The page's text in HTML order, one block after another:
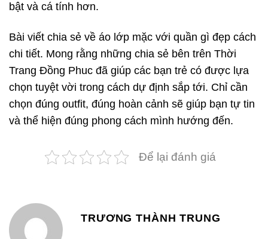
bật và cá tính hơn.
Bài viết chia sẻ về áo lớp mặc với quần gì đẹp cách
chi tiết. Mong rằng những chia sẻ bên trên Thời
Trang Đồng Phuc đã giúp các bạn trẻ có được lựa
chọn tuyệt vời trong cách dự định sắp tới. Chỉ cần
chọn đúng outfit, đúng hoàn cảnh sẽ giúp bạn tự tin
và thể hiện đúng phong cách mình hướng đến.
Để lại đánh giá
TRƯƠNG THÀNH TRUNG